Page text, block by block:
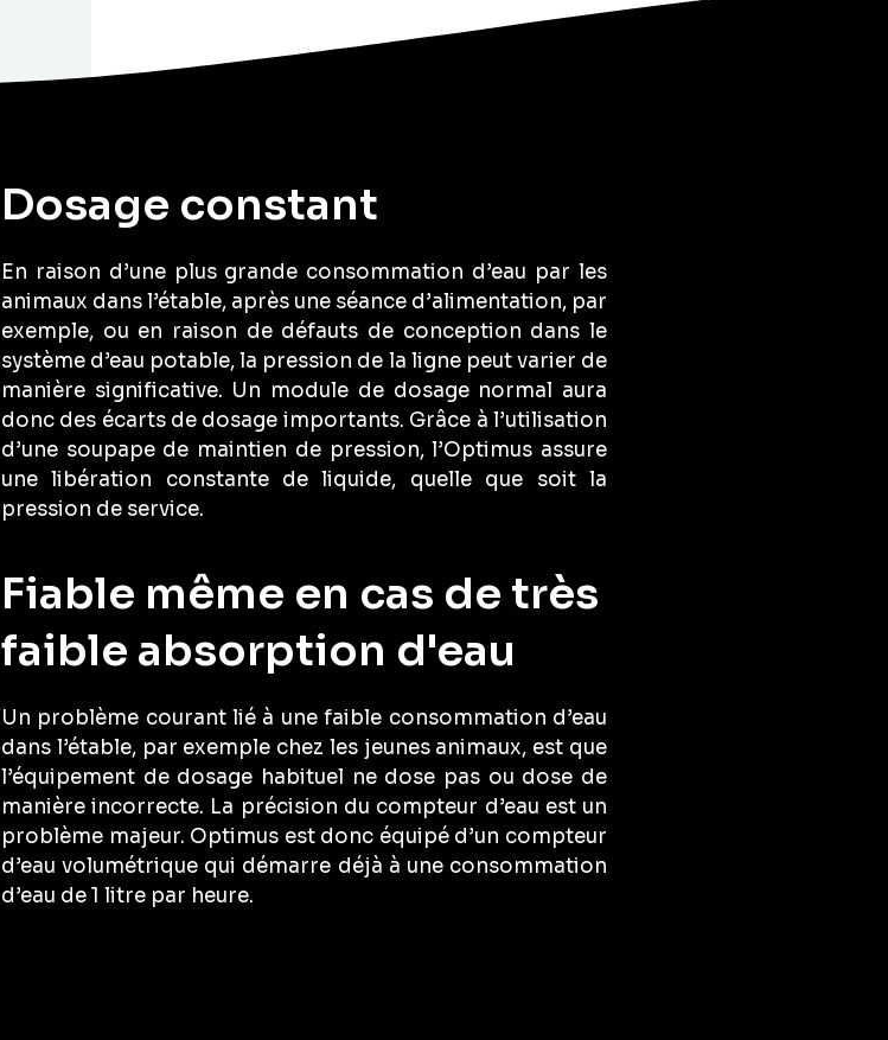
Dosage constant
En raison d’une plus grande consommation d’eau par les
animaux dans l’étable, après une séance d’alimentation, par
exemple, ou en raison de défauts de conception dans le
système d’eau potable, la pression de la ligne peut varier de
manière significative. Un module de dosage normal aura
donc des écarts de dosage importants. Grâce à l’utilisation
d’une soupape de maintien de pression, l’Optimus assure
une libération constante de liquide, quelle que soit la
pression de service.
Fiable même en cas de très
faible absorption d'eau
Un problème courant lié à une faible consommation d’eau
dans l’étable, par exemple chez les jeunes animaux, est que
l’équipement de dosage habituel ne dose pas ou dose de
manière incorrecte. La précision du compteur d’eau est un
problème majeur. Optimus est donc équipé d’un compteur
d’eau volumétrique qui démarre déjà à une consommation
d’eau de 1 litre par heure.